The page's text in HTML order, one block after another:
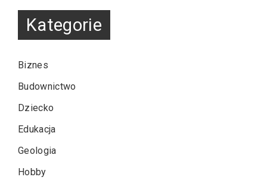
Kategorie
Biznes
Budownictwo
Dziecko
Edukacja
Geologia
Hobby